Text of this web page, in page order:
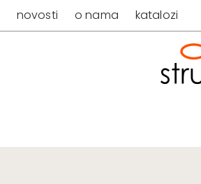
novosti o nama katalozi